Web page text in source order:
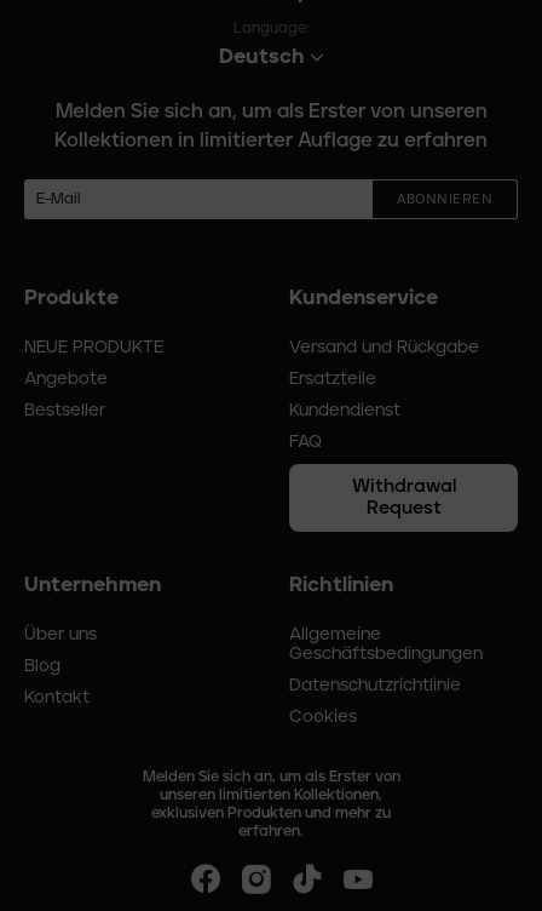
Language:
Deutsch
Melden Sie sich an, um als Erster von unseren
Kollektionen in limitierter Auflage zu erfahren
ABONNIEREN
Fußmenü
Produkte
NEUE PRODUKTE
Angebote
Bestseller
Kundenservice
Versand und Rückgabe
Ersatzteile
Kundendienst
FAQ
Withdrawal
Request
Unternehmen
Über uns
Blog
Kontakt
Richtlinien
Allgemeine
Geschäftsbedingungen
Datenschutzrichtlinie
Cookies
Melden Sie sich an, um als Erster von
unseren limitierten Kollektionen,
exklusiven Produkten und mehr zu
erfahren.